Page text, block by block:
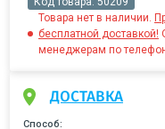
Товара нет в наличии.
бесплатной доставкой!
менеджерам по
ДОСТАВКА
Способ: